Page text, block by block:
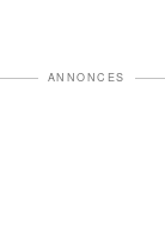
ANNONCES